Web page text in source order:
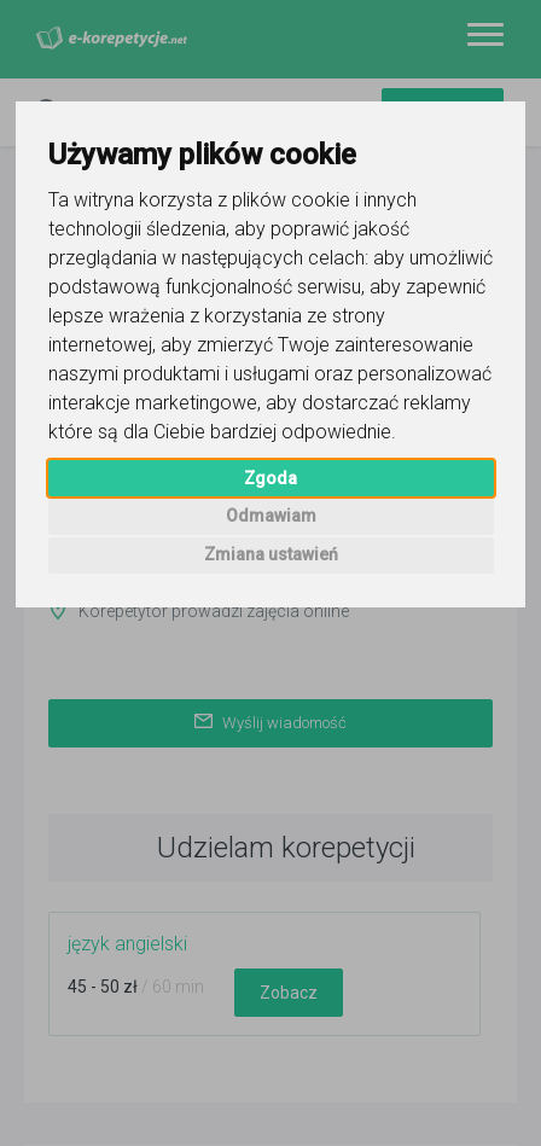
Używamy plików cookie
Ta witryna korzysta z plików cookie i innych
technologii śledzenia, aby poprawić jakość
przeglądania w następujących celach: aby umożliwić
podstawową funkcjonalność serwisu, aby zapewnić
lepsze wrażenia z korzystania ze strony
internetowej, aby zmierzyć Twoje zainteresowanie
naszymi produktami i usługami oraz personalizować
interakcje marketingowe, aby dostarczać reklamy
które są dla Ciebie bardziej odpowiednie.
Zgoda
Odmawiam
Zmiana ustawień
Kinga
Wyślij wiadomość
ponad 3 miesiące temu
Korepetytor prowadzi zajęcia online
Wyślij wiadomość
Udzielam korepetycji
język angielski
45 - 50 zł / 60 min Zobacz